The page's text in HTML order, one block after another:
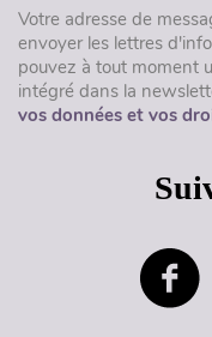
Votre adresse de
envoyer les lettres
pouvez à tout moment
intégré dans la
vos données et vos